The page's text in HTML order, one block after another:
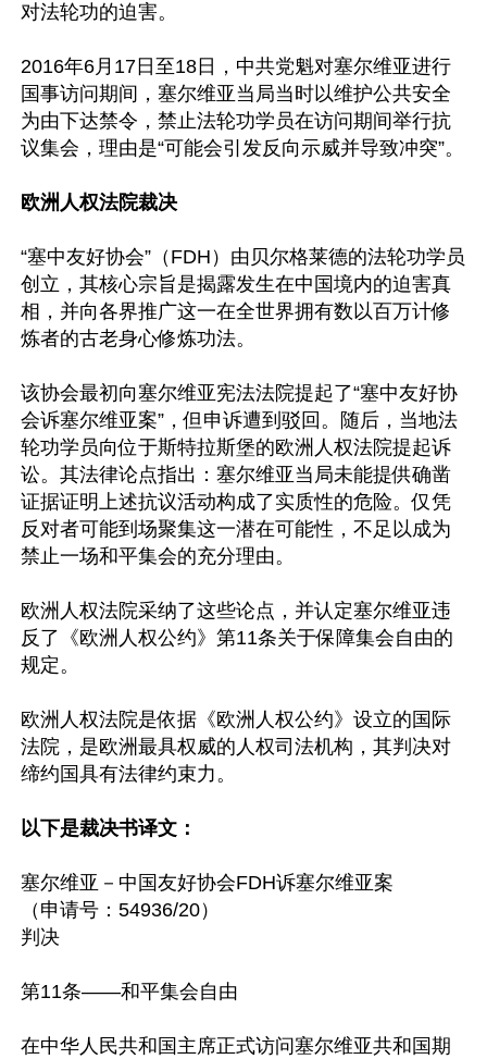
对法轮功的迫害。
2016年6月17日至18日，中共党魁对塞尔维亚进行
国事访问期间，塞尔维亚当局当时以维护公共安全
为由下达禁令，禁止法轮功学员在访问期间举行抗
议集会，理由是“可能会引发反向示威并导致冲突”。
欧洲人权法院裁决
“塞中友好协会”（FDH）由贝尔格莱德的法轮功学员
创立，其核心宗旨是揭露发生在中国境内的迫害真
相，并向各界推广这一在全世界拥有数以百万计修
炼者的古老身心修炼功法。
该协会最初向塞尔维亚宪法法院提起了“塞中友好协
会诉塞尔维亚案”，但申诉遭到驳回。随后，当地法
轮功学员向位于斯特拉斯堡的欧洲人权法院提起诉
讼。其法律论点指出：塞尔维亚当局未能提供确凿
证据证明上述抗议活动构成了实质性的危险。仅凭
反对者可能到场聚集这一潜在可能性，不足以成为
禁止一场和平集会的充分理由。
欧洲人权法院采纳了这些论点，并认定塞尔维亚违
反了《欧洲人权公约》第11条关于保障集会自由的
规定。
欧洲人权法院是依据《欧洲人权公约》设立的国际
法院，是欧洲最具权威的人权司法机构，其判决对
缔约国具有法律约束力。
以下是裁决书译文：
塞尔维亚－中国友好协会FDH诉塞尔维亚案
（申请号：54936/20）
判决
第11条——和平集会自由
在中华人民共和国主席正式访问塞尔维亚共和国期